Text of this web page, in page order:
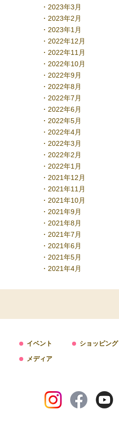
2023年3月
2023年2月
2023年1月
2022年12月
2022年11月
2022年10月
2022年9月
2022年8月
2022年7月
2022年6月
2022年5月
2022年4月
2022年3月
2022年2月
2022年1月
2021年12月
2021年11月
2021年10月
2021年9月
2021年8月
2021年7月
2021年6月
2021年5月
2021年4月
イベント
メディア
ショッピング